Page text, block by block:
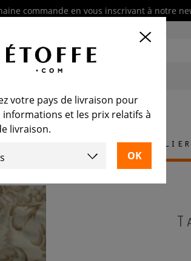
commande en vous inscrivant à notre
Mobilier
votre pays de livraison pour
informations et les prix relatifs à
livraison.